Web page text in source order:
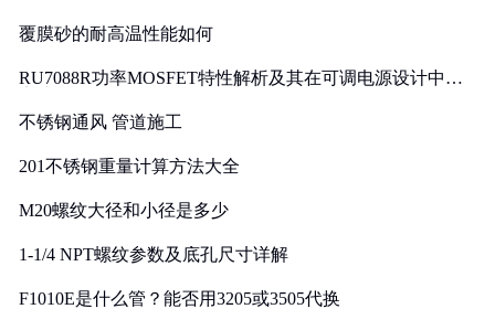
覆膜砂的耐高温性能如何
RU7088R功率MOSFET特性解析及其在可调电源设计中的
不锈钢通风 管道施工
201不锈钢重量计算方法大全
M20螺纹大径和小径是多少
1-1/4 NPT螺纹参数及底孔尺寸详解
F1010E是什么管？能否用3205或3505代换